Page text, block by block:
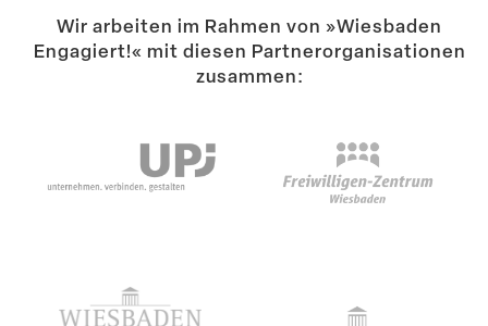
Wir arbeiten im Rahmen von »Wiesbaden
Engagiert!« mit diesen Partner­or­ga­ni­sa­tionen
zusammen: